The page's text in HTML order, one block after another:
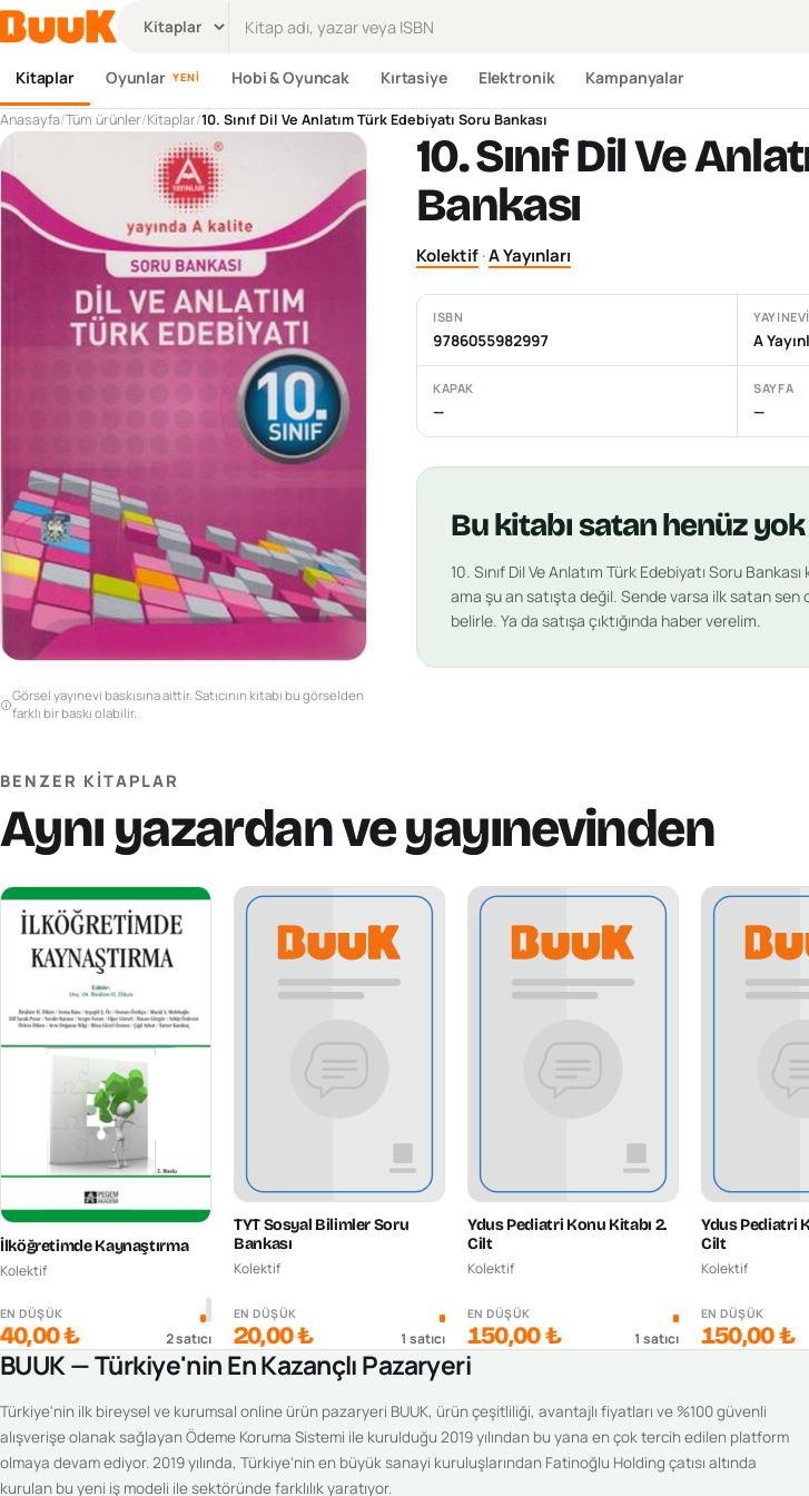
Kitaplar Oyunlar YENI Hobi & Oyuncak Kırtasiye Elektronik Kampanyalar
Anasayfa/Tüm ürünler/Kitaplar/10. Sınıf Dil Ve Anlatım Türk Edebiyatı Soru Bankası
Görsel yayınevi baskısına aittir. Satıcının kitabı bu görselden
farklı bir baskı olabilir.
10. Sınıf Dil Ve
Bankası
Kolektif·A Yayınları
ISBN
9786055982997
YAYINEVI
A
KAPAK
—
SAYFA
—
Bukitabısatan henüz yok
10. Sınıf Dil Ve Anlatım Türk Edebiyatı Soru Bankası
ama şu an satışta değil. Sende varsa ilk satan sen
belirle. Ya da satışa çıktığında haber verelim.
BENZER KITAPLAR
Aynı yazardan ve yayınevinden
İlköğretimde Kaynaştırma
Kolektif
EN DÜŞÜK
40,00 ₺ 2satıcı
TYT Sosyal Bilimler Soru
Bankası
Kolektif
EN DÜŞÜK
20,00 ₺ 1 satıcı
Ydus Pediatri Konu Kitabı 2.
Cilt
Kolektif
EN DÜŞÜK
150,00 ₺ 1 satıcı
Ydus Pediatri
Cilt
Kolektif
EN DÜŞÜK
150,00 ₺
BUUK — Türkiye'nin En Kazançlı Pazaryeri
Türkiye'nin ilk bireysel ve kurumsal online ürün pazaryeri BUUK, ürün çeşitliliği, avantajlı fiyatları ve %100 güvenli
alışverişe olanak sağlayan Ödeme Koruma Sistemi ile kurulduğu 2019 yılından bu yana en çok tercih edilen platform
olmaya devam ediyor. 2019 yılında, Türkiye'nin en büyük sanayi kuruluşlarından Fatinoğlu Holding çatısı altında
kurulan bu yeni iş modeli ile sektöründe farklılık yaratıyor.